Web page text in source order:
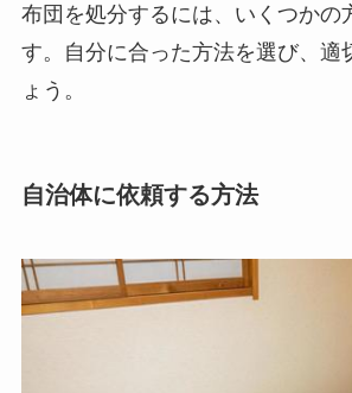
布団を処分するには、いくつかの
す。自分に合った方法を選び、適
ょう。
自治体に依頼する方法